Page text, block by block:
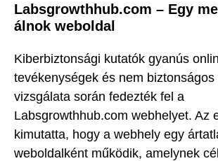
Labsgrowthhub.com – Egy
álnok weboldal
Kiberbiztonsági kutatók gyanús
tevékenységek és nem
vizsgálata során fedezték fel a
Labsgrowthhub.com webhelyet. Az
kimutatta, hogy a webhely egy
weboldalként működik, amelynek